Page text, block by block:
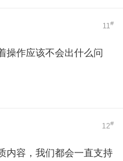
11#
操作应该不会出什么问
12#
内容，我们都会一直支持